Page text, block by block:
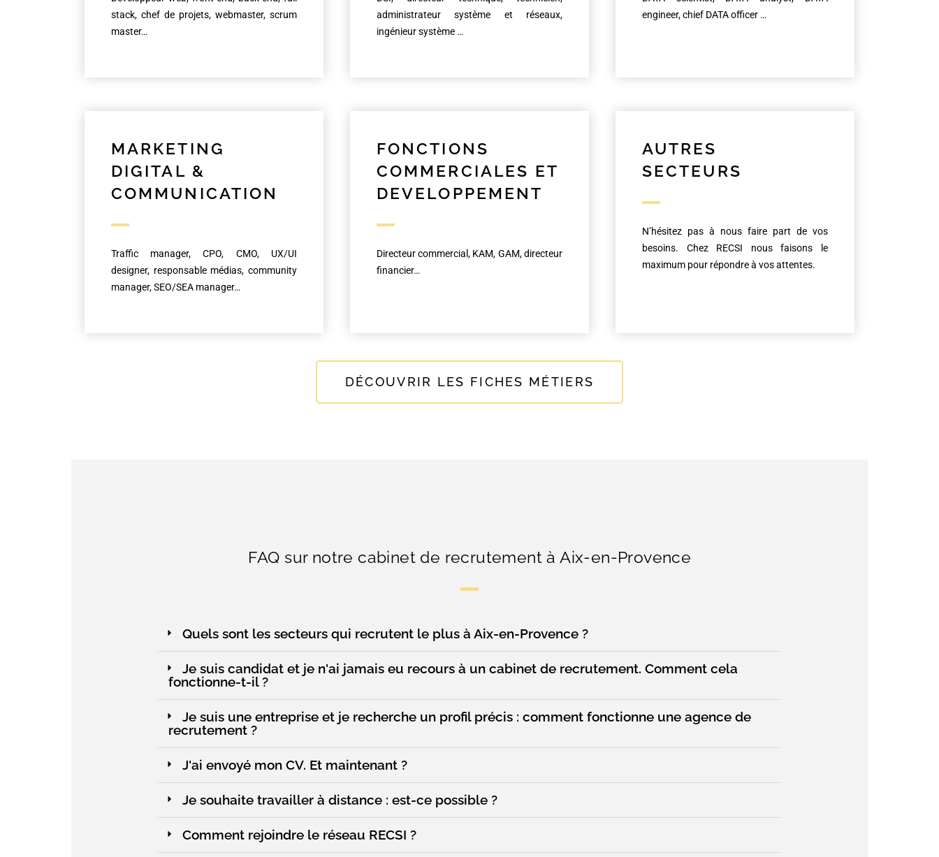
stack, chef de projets, webmaster, scrum
master…
administrateur système et réseaux,
ingénieur système …
engineer, chief DATA officer …
MARKETING
DIGITAL &
COMMUNICATION
Traffic manager, CPO, CMO, UX/UI
designer, responsable médias, community
manager, SEO/SEA manager…
FONCTIONS
COMMERCIALES ET
DEVELOPPEMENT
Directeur commercial, KAM, GAM, directeur
financier…
AUTRES
SECTEURS
N’hésitez pas à nous faire part de vos
besoins. Chez RECSI nous faisons le
maximum pour répondre à vos attentes.
DÉCOUVRIR LES FICHES MÉTIERS
FAQ sur notre cabinet de recrutement à Aix-en-Provence
Quels sont les secteurs qui recrutent le plus à Aix-en-Provence ?
Je suis candidat et je n'ai jamais eu recours à un cabinet de recrutement. Comment cela
fonctionne-t-il ?
Je suis une entreprise et je recherche un profil précis : comment fonctionne une agence de
recrutement ?
J'ai envoyé mon CV. Et maintenant ?
Je souhaite travailler à distance : est-ce possible ?
Comment rejoindre le réseau RECSI ?